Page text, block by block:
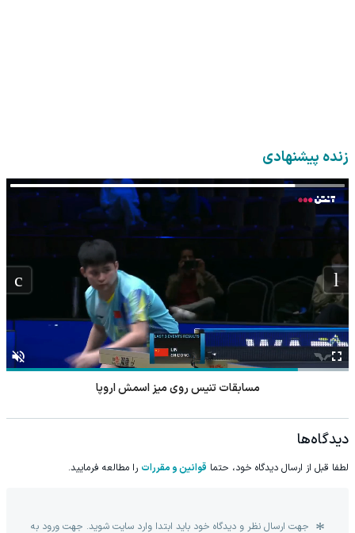
زنده پیشنهادی
مسابقات تنیس روی میز اسمش اروپا
دیدگاه‌ها
لطفا قبل از ارسال دیدگاه خود، حتما قوانین و مقررات را مطالعه فرمایید.
جهت ارسال نظر و دیدگاه خود باید ابتدا وارد سایت شوید. جهت ورود به